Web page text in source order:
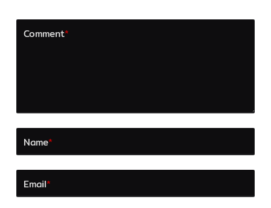
Comment*
Name*
Email*